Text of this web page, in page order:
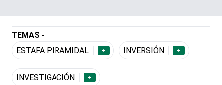
TEMAS -
ESTAFA PIRAMIDAL
+ INVERSIÓN +
INVESTIGACIÓN +